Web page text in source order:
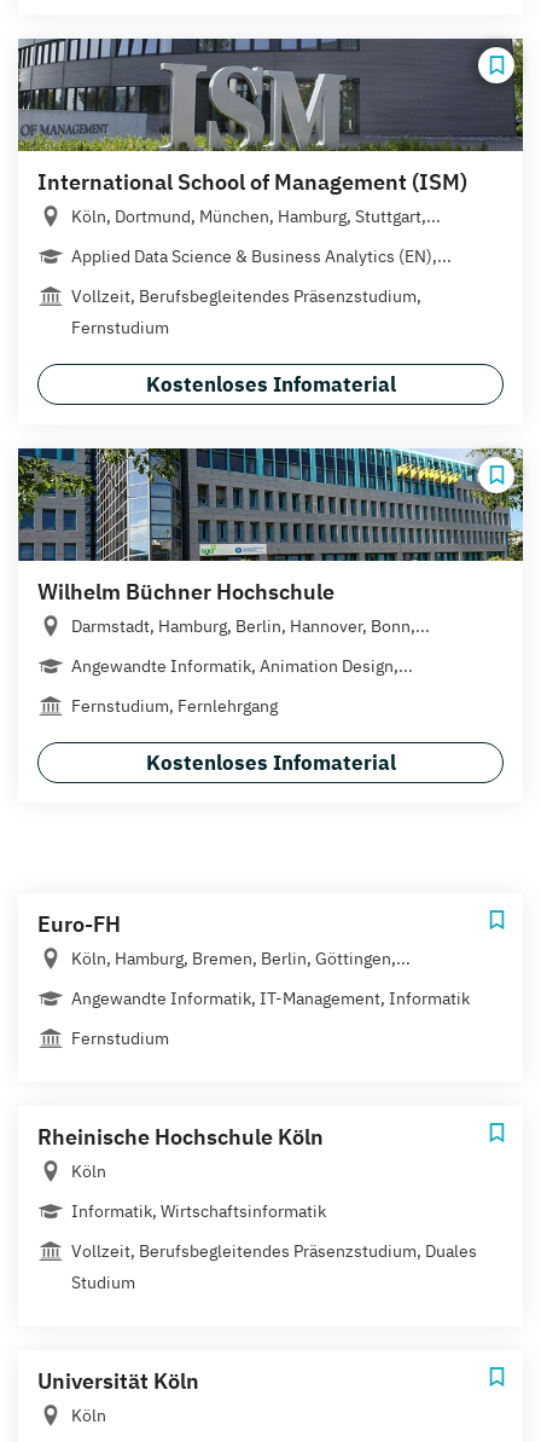
International School of Management (ISM)
Köln, Dortmund, München, Hamburg, Stuttgart,...
Applied Data Science & Business Analytics (EN),...
Vollzeit, Berufsbegleitendes Präsenzstudium,
Fernstudium
Kostenloses Infomaterial
Wilhelm Büchner Hochschule
Darmstadt, Hamburg, Berlin, Hannover, Bonn,...
Angewandte Informatik, Animation Design,...
Fernstudium, Fernlehrgang
Kostenloses Infomaterial
Euro-FH
Köln, Hamburg, Bremen, Berlin, Göttingen,...
Angewandte Informatik, IT-Management, Informatik
Fernstudium
Rheinische Hochschule Köln
Köln
Informatik, Wirtschaftsinformatik
Vollzeit, Berufsbegleitendes Präsenzstudium, Duales
Studium
Universität Köln
Köln